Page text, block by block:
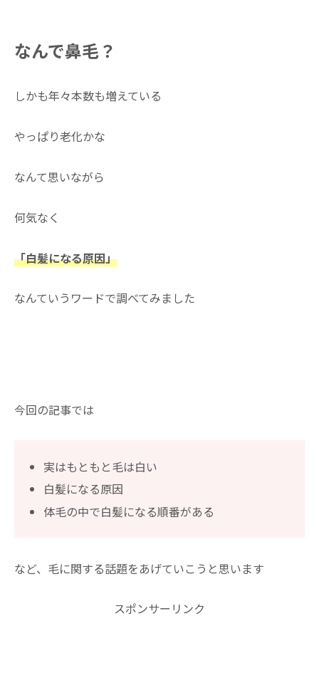
なんで鼻毛？
しかも年々本数も増えている
やっぱり老化かな
なんて思いながら
何気なく
「白髪になる原因」
なんていうワードで調べてみました
今回の記事では
実はもともと毛は白い
白髪になる原因
体毛の中で白髪になる順番がある
など、毛に関する話題をあげていこうと思います
スポンサーリンク